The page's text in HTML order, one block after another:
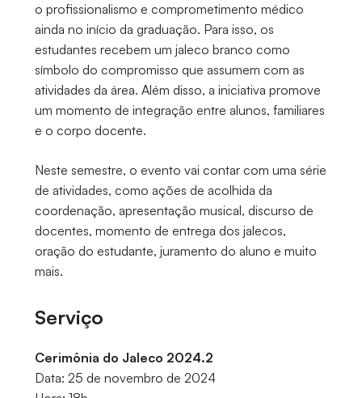
o profissionalismo e comprometimento médico
ainda no início da graduação. Para isso, os
estudantes recebem um jaleco branco como
símbolo do compromisso que assumem com as
atividades da área. Além disso, a iniciativa promove
um momento de integração entre alunos, familiares
e o corpo docente.
Neste semestre, o evento vai contar com uma série
de atividades, como ações de acolhida da
coordenação, apresentação musical, discurso de
docentes, momento de entrega dos jalecos,
oração do estudante, juramento do aluno e muito
mais.
Serviço
Cerimônia do Jaleco 2024.2
Data: 25 de novembro de 2024